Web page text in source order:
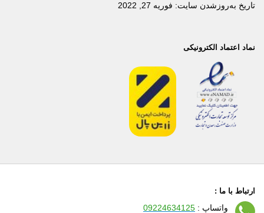
تاریخ به‌روزشدن سایت: فوریه 27, 2022
نماد اعتماد الکترونیکی
ارتباط با ما :
واتساپ : 09224634125